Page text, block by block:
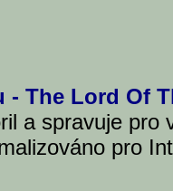
- The Lord Of
a spravuje pro
pro